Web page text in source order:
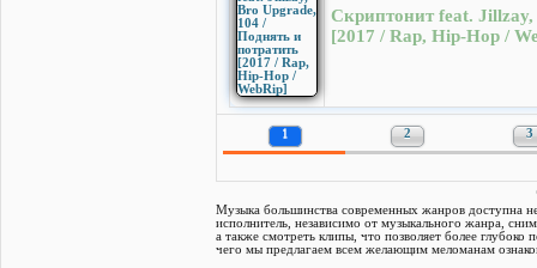
Скриптонит feat.
[2017 / Rap, Hip-Hop /
1 2 3
Музыка большинства современных жанров доступна
исполнитель, независимо от музыкального жанра,
а также смотреть клипы, что позволяет более
чего мы предлагаем всем желающим меломанам